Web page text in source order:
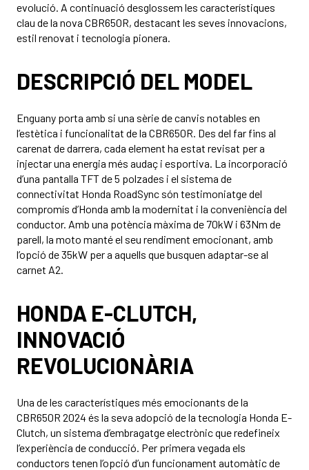
evolució. A continuació desglossem les característiques
clau de la nova CBR650R, destacant les seves innovacions,
estil renovat i tecnologia pionera.
DESCRIPCIÓ DEL MODEL
Enguany porta amb si una sèrie de canvis notables en
l’estètica i funcionalitat de la CBR650R. Des del far fins al
carenat de darrera, cada element ha estat revisat per a
injectar una energia més audaç i esportiva. La incorporació
d’una pantalla TFT de 5 polzades i el sistema de
connectivitat Honda RoadSync són testimoniatge del
compromís d’Honda amb la modernitat i la conveniència del
conductor. Amb una potència màxima de 70kW i 63Nm de
parell, la moto manté el seu rendiment emocionant, amb
l’opció de 35kW per a aquells que busquen adaptar-se al
carnet A2.
HONDA E-CLUTCH,
INNOVACIÓ
REVOLUCIONÀRIA
Una de les característiques més emocionants de la
CBR650R 2024 és la seva adopció de la tecnologia Honda E-
Clutch, un sistema d’embragatge electrònic que redefineix
l’experiència de conducció. Per primera vegada els
conductors tenen l’opció d’un funcionament automàtic de